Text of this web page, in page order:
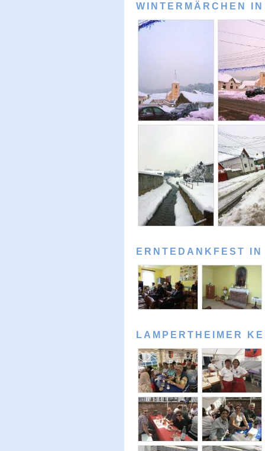
WINTERMÄRCHEN
ERNTEDANKFEST
LAMPERTHEIMER